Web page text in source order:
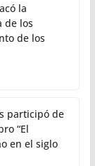
la
de los
de los
participó de
“El
en el siglo